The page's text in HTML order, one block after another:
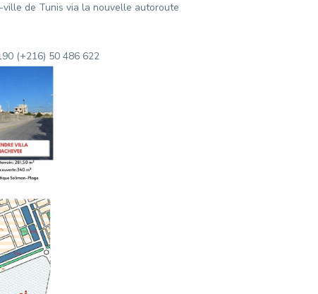
de Tunis via la nouvelle autoroute
(+216) 50 486 622